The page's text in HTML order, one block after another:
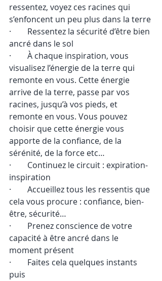
ressentez, voyez ces racines qui
s’enfoncent un peu plus dans la terre
·        Ressentez la sécurité d’être bien
ancré dans le sol
·        À chaque inspiration, vous
visualisez l’énergie de la terre qui
remonte en vous. Cette énergie
arrive de la terre, passe par vos
racines, jusqu’à vos pieds, et
remonte en vous. Vous pouvez
choisir que cette énergie vous
apporte de la confiance, de la
sérénité, de la force etc…
·        Continuez le circuit : expiration-
inspiration
·        Accueillez tous les ressentis que
cela vous procure : confiance, bien-
être, sécurité…
·        Prenez conscience de votre
capacité à être ancré dans le
moment présent
·        Faites cela quelques instants
puis